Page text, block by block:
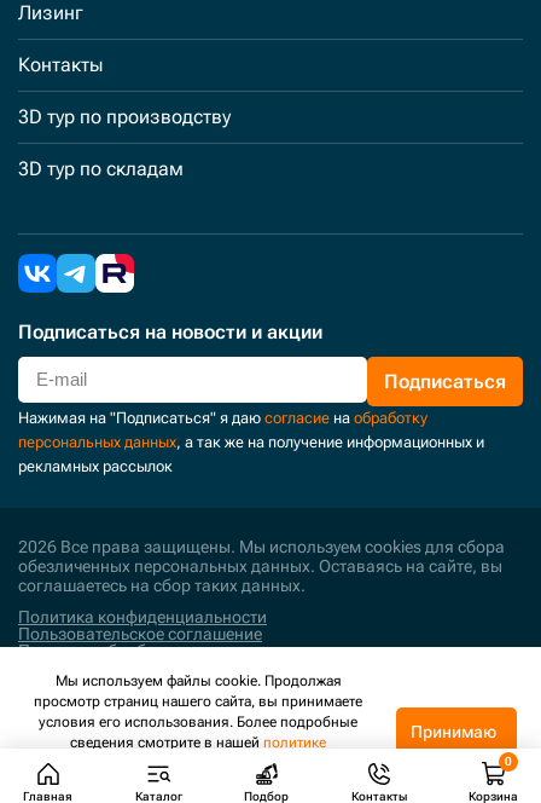
Лизинг
Контакты
3D тур по производству
3D тур по складам
Подписаться на новости и акции
Подписаться
Нажимая на "Подписаться" я даю согласие на обработку
персональных данных, а так же на получение информационных и
рекламных рассылок
2026 Все права защищены. Мы используем cookies для сбора
обезличенных персональных данных. Оставаясь на сайте, вы
соглашаетесь на сбор таких данных.
Политика конфиденциальности
Пользовательское соглашение
Политика обработки персональных данных
Поддержка и развитие
Главная Каталог Подбор Контакты Корзина
Мы используем файлы cookie. Продолжая
просмотр страниц нашего сайта, вы принимаете
условия его использования. Более подробные
сведения смотрите в нашей политике
конфиденциальности.
Принимаю